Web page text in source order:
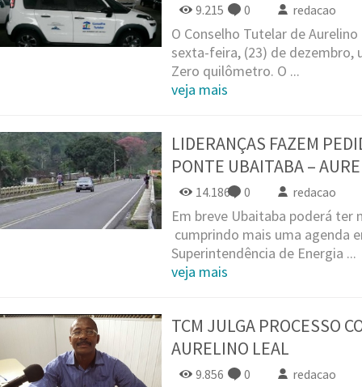
9.215 0 redacao
O Conselho Tutelar de
sexta-feira, (23) de dezembro,
Zero quilômetro. O ...
veja mais
LIDERANÇAS FAZEM
PONTE UBAITABA –
14.186 0 redacao
Em breve Ubaitaba poderá ter
cumprindo mais uma agenda
Superintendência de Energia ...
veja mais
TCM JULGA PROCESSO
AURELINO LEAL
9.856 0 redacao